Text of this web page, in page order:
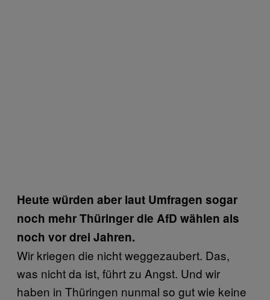
Heute würden aber laut Umfragen sogar
noch mehr Thüringer die AfD wählen als
noch vor drei Jahren.
Wir kriegen die nicht weggezaubert. Das,
was nicht da ist, führt zu Angst. Und wir
haben in Thüringen nunmal so gut wie keine